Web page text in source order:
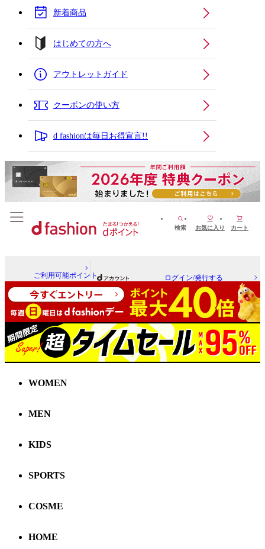
新着商品
はじめての方へ
アウトレットガイド
クーポンの使い方
d fashionは毎日お得宣言!!
検索 お気に入り カート
ご利用可能ポイント ログイン/発行する
WOMEN
MEN
KIDS
SPORTS
COSME
HOME